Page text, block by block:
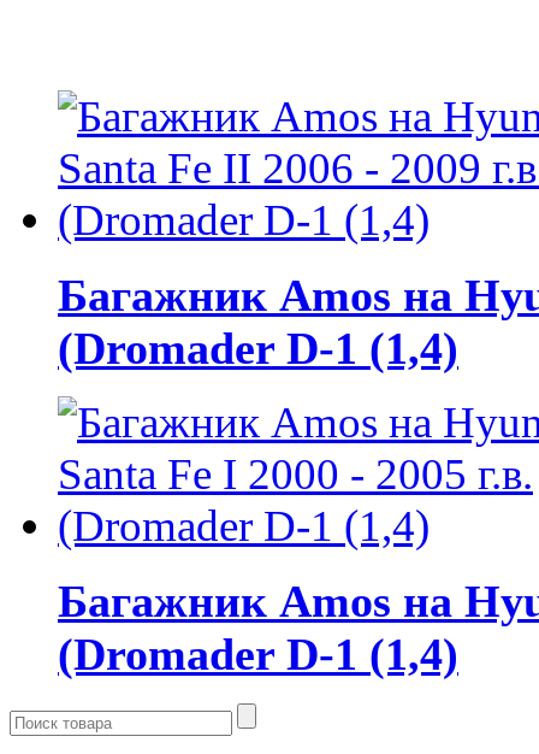
Багажник Amos на
(Dromader D-1 (1,4)
Багажник Amos на
(Dromader D-1 (1,4)